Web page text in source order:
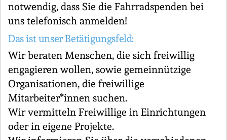
notwendig, dass Sie die Fahrradspenden bei
uns telefonisch anmelden!
Das ist unser Betätigungsfeld:
Wir beraten Menschen, die sich freiwillig
engagieren wollen, sowie gemeinnützige
Organisationen, die freiwillige
Mitarbeiter*innen suchen.
Wir vermitteln Freiwillige in Einrichtungen
oder in eigene Projekte.